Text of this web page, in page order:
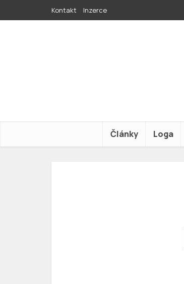
Kontakt Inzerce
Články Loga